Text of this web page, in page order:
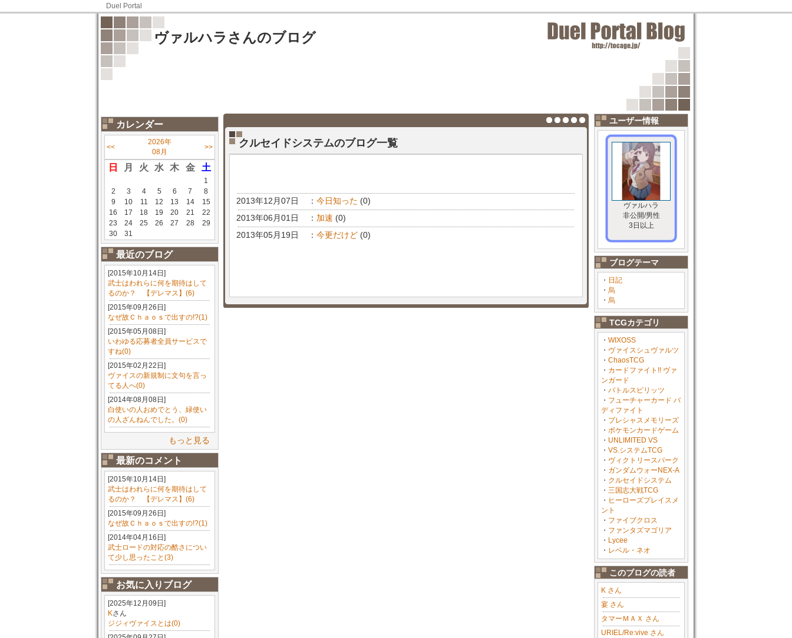
Duel Portal
ヴァルハラさんのブログ
カレンダー
<<
2026年
08月
>>
日 月 火 水 木 金 土
1
2
3 4 5 6 7
8
9
10 11 12 13 14
15
16
17 18 19 20 21
22
23
24 25 26 27 28
29
30
31
最近のブログ
[2015年10月14日]
武士はわれらに何を期待はして
るのか？ 【デレマス】(6)
[2015年09月26日]
なぜ故Ｃｈａｏｓで出すの!?(1)
[2015年05月08日]
いわゆる応募者全員サービスで
すね(0)
[2015年02月22日]
ヴァイスの新規制に文句を言っ
てる人へ(0)
[2014年08月08日]
白使いの人おめでとう、緑使い
の人ざんねんでした。(0)
もっと見る
最新のコメント
[2015年10月14日]
武士はわれらに何を期待はして
るのか？ 【デレマス】(6)
[2015年09月26日]
なぜ故Ｃｈａｏｓで出すの!?(1)
[2014年04月16日]
武士ロードの対応の酷さについ
て少し思ったこと(3)
お気に入りブログ
[2025年12月09日]
Kさん
ジジィヴァイスとは(0)
ユーザー情報
ヴァルハラ
非公開/男性
3日以上
ブログテーマ
・ 日記
・ 烏
・ 烏
TCGカテゴリ
・ WIXOSS
・ ヴァイスシュヴァルツ
・ ChaosTCG
・ カードファイト!! ヴァ
ンガード
・ バトルスピリッツ
・ フューチャーカード バ
ディファイト
・ プレシャスメモリーズ
・ ポケモンカードゲーム
・ UNLIMITED VS
・ VS.システムTCG
・ ヴィクトリースパーク
・ ガンダムウォーNEX-A
・ クルセイドシステム
・ 三国志大戦TCG
・ ヒーローズプレイスメ
ント
・ ファイブクロス
・ ファンタズマゴリア
・ Lycee
・ レベル・ネオ
このブログの読者
K さん
宴 さん
タマーＭＡＸ さん
URIEL/Re:vive さん
クルセイドシステムのブログ一覧
2013年12月07日 ： 今日知った (0)
2013年06月01日
： 加速 (0)
2013年05月19日
： 今更だけど (0)